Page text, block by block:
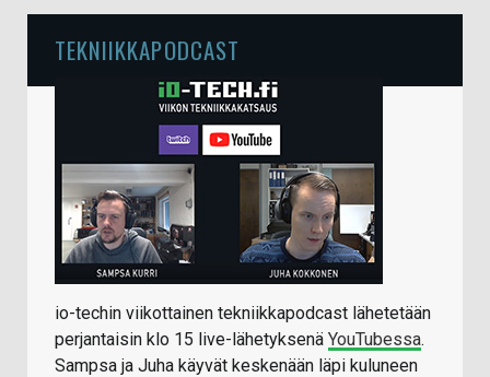
TEKNIIKKAPODCAST
io-techin viikottainen tekniikkapodcast lähetetään
perjantaisin klo 15 live-lähetyksenä YouTubessa.
Sampsa ja Juha käyvät keskenään läpi kuluneen